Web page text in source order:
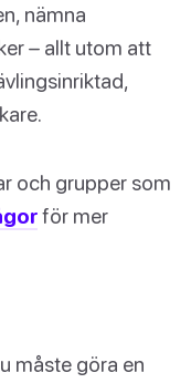
nämna
– allt utom att
och grupper som
för mer
måste göra en